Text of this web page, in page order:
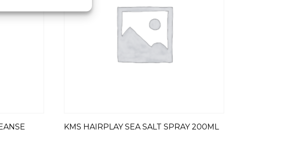
KMS HAIRPLAY SEA SALT SPRAY 200ML